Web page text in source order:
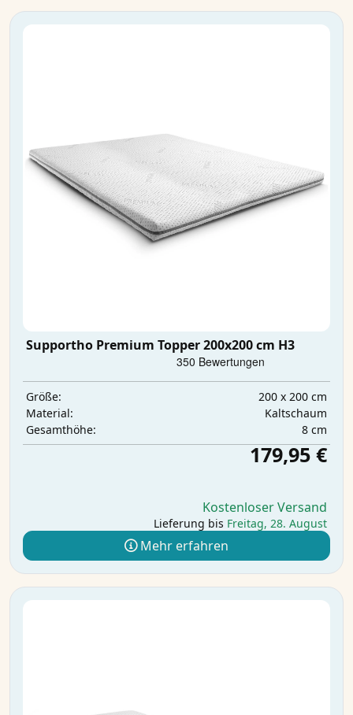
Supportho Premium Topper 200x200 cm H3
Größe:
200 x 200 cm
Material:
Kaltschaum
Gesamthöhe:
8 cm
179,95 €
Kostenloser Versand
Lieferung bis Freitag, 28. August
Mehr erfahren